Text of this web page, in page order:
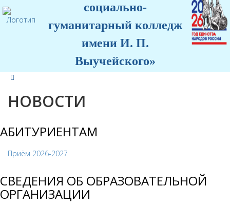
социально-
гуманитарный колледж
имени И. П.
Выучейского»
НОВОСТИ
АБИТУРИЕНТАМ
Приём 2026-2027
СВЕДЕНИЯ ОБ ОБРАЗОВАТЕЛЬНОЙ
ОРГАНИЗАЦИИ